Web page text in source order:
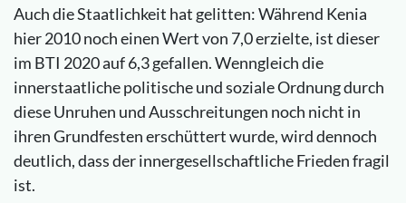
Auch die Staatlichkeit hat gelitten: Während Kenia
hier 2010 noch einen Wert von 7,0 erzielte, ist dieser
im BTI 2020 auf 6,3 gefallen. Wenngleich die
innerstaatliche politische und soziale Ordnung durch
diese Unruhen und Ausschreitungen noch nicht in
ihren Grundfesten erschüttert wurde, wird dennoch
deutlich, dass der innergesellschaftliche Frieden fragil
ist.